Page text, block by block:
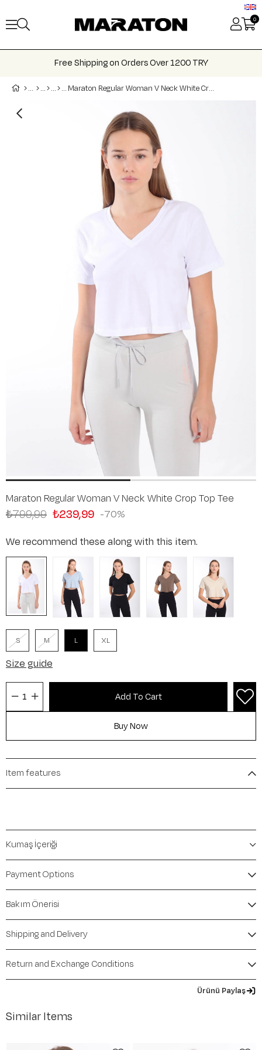
0
Free Shipping on Orders Over 1200 TRY
Maraton Regular Woman V Neck White Crop Top Tee 21236
Maraton Regular Woman V Neck White Crop Top Tee
70
₺799,99 ₺239,99
We recommend these along with this item.
S M L XL
Size guide
Item features
Kumaş İçeriği
Payment Options
Bakım Önerisi
Shipping and Delivery
Return and Exchange Conditions
Ürünü Paylaş
Similar Items